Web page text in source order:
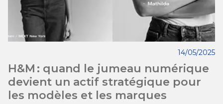
H&M : quand le jumeau numérique
devient un actif stratégique pour
les modèles et les marques
14/05/2025